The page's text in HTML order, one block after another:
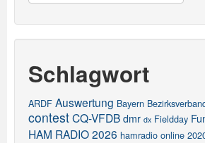
Schlagwort
ARDF Auswertung Bayern
contestCQ-VFDB dmr dx Fieldday
HAM RADIO 2026 hamradio online